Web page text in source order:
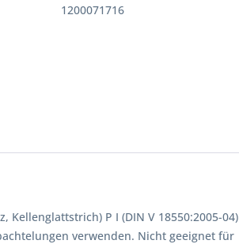
1200071716
P I (DIN V 18550:2005-04)
verwenden. Nicht geeignet für